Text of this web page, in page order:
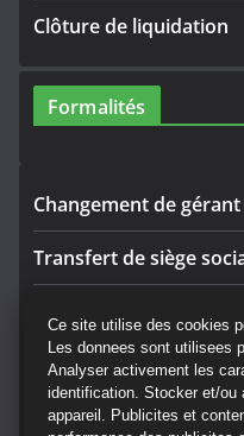
Clôture de liquidation
Formalités
Changement de gérant
Transfert de siège
Convocation AG
CGV Annonces Légales
Ce site utilise des cookies
Les donnees sont utilisees
Analyser activement les
identification. Stocker et/ou
appareil. Publicites et